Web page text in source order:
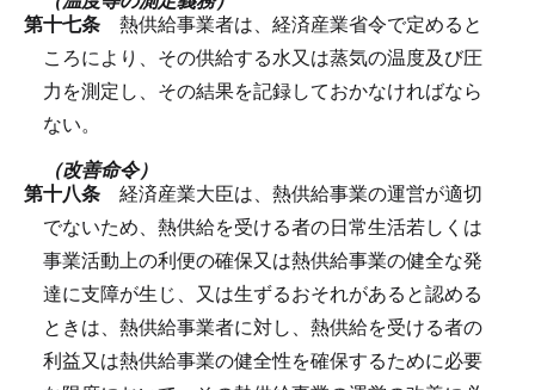
第十七条 熱供給事業者は、経済産業省令で定めると
ころにより、その供給する水又は蒸気の温度及び圧
力を測定し、その結果を記録しておかなければなら
ない。
（改善命令）
第十八条 経済産業大臣は、熱供給事業の運営が適切
でないため、熱供給を受ける者の日常生活若しくは
事業活動上の利便の確保又は熱供給事業の健全な発
達に支障が生じ、又は生ずるおそれがあると認める
ときは、熱供給事業者に対し、熱供給を受ける者の
利益又は熱供給事業の健全性を確保するために必要